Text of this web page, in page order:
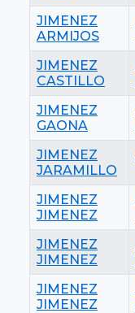
JIMENEZ
ARMIJOS
JIMENEZ
CASTILLO
JIMENEZ
GAONA
JIMENEZ
JARAMILLO
JIMENEZ
JIMENEZ
JIMENEZ
JIMENEZ
JIMENEZ
JIMENEZ